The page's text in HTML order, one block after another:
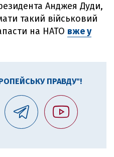
Анджея Дуди,
такий військовий
на НАТО вже у
ПРАВДУ"!